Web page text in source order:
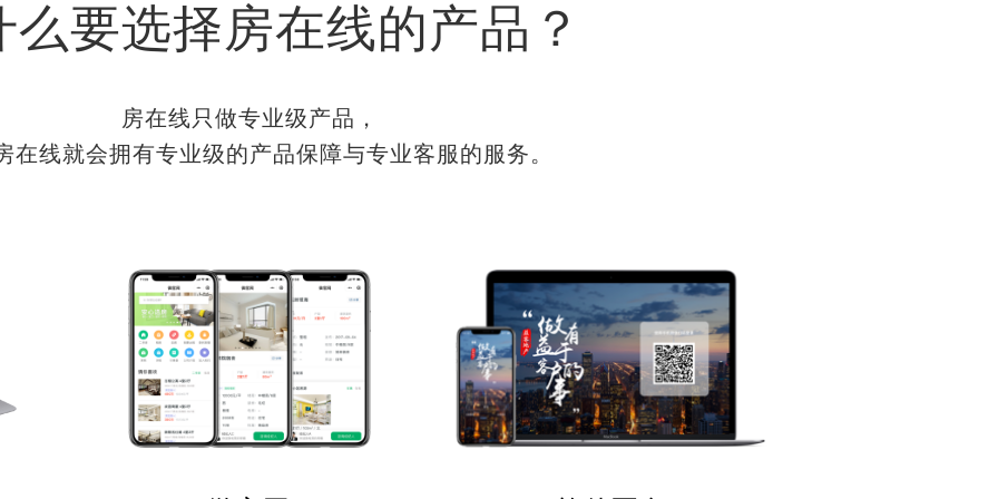
么要选择房在线的产品？
房在线只做专业级产品，
在线就会拥有专业级的产品保障与专业客服的服务。